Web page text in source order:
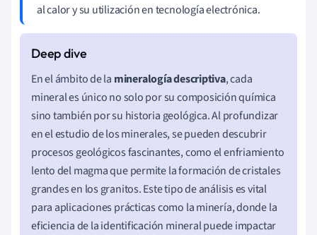
al calor y su utilización en tecnología electrónica.
En el ámbito de la mineralogía descriptiva, cada
mineral es único no solo por su composición química
sino también por su historia geológica. Al profundizar
en el estudio de los minerales, se pueden descubrir
procesos geológicos fascinantes, como el enfriamiento
lento del magma que permite la formación de cristales
grandes en los granitos. Este tipo de análisis es vital
para aplicaciones prácticas como la minería, donde la
eficiencia de la identificación mineral puede impactar